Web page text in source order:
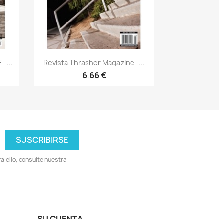
-... Vista rápida
Revista Thrasher Magazine -...
6,66 €
ello, consulte nuestra